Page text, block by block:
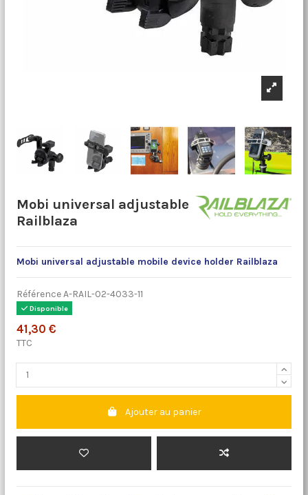
Mobi universal adjustable
Railblaza
Mobi universal adjustable mobile device holder Railblaza
RéférenceA-RAIL-02-4033-11
Disponible
41,30 €
TTC
Ajouter au panier